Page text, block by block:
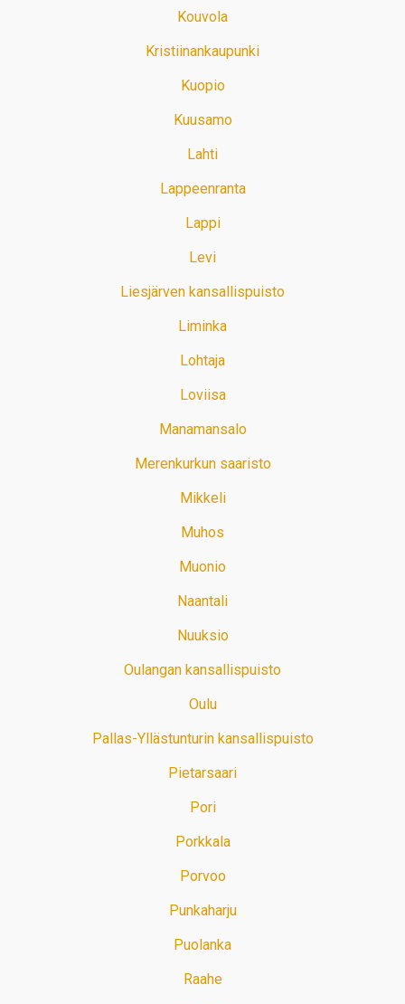
Kouvola
Kristiinankaupunki
Kuopio
Kuusamo
Lahti
Lappeenranta
Lappi
Levi
Liesjärven kansallispuisto
Liminka
Lohtaja
Loviisa
Manamansalo
Merenkurkun saaristo
Mikkeli
Muhos
Muonio
Naantali
Nuuksio
Oulangan kansallispuisto
Oulu
Pallas-Yllästunturin kansallispuisto
Pietarsaari
Pori
Porkkala
Porvoo
Punkaharju
Puolanka
Raahe